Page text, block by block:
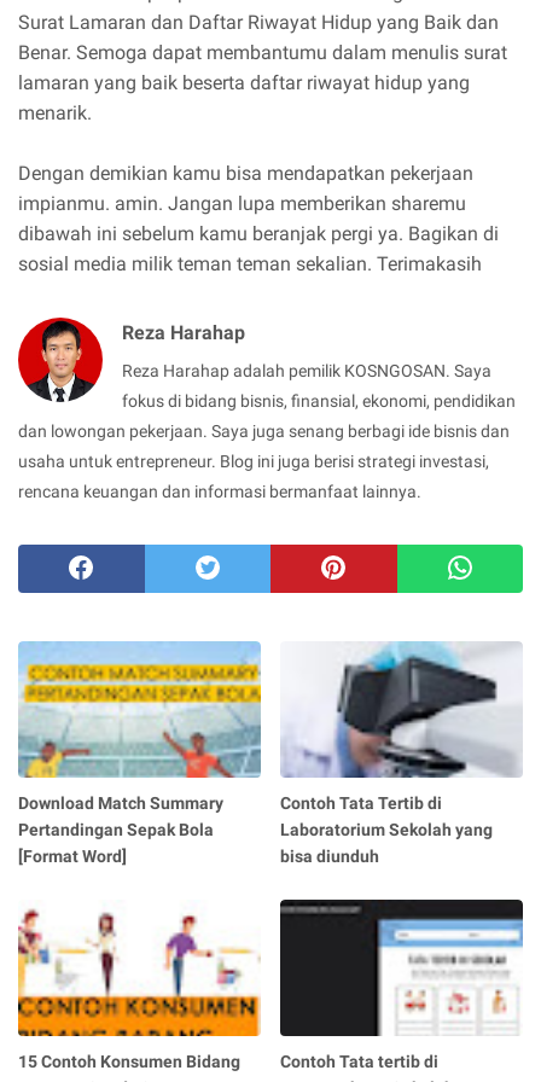
Surat Lamaran dan Daftar Riwayat Hidup yang Baik dan
Benar. Semoga dapat membantumu dalam menulis surat
lamaran yang baik beserta daftar riwayat hidup yang
menarik.
Dengan demikian kamu bisa mendapatkan pekerjaan
impianmu. amin. Jangan lupa memberikan sharemu
dibawah ini sebelum kamu beranjak pergi ya. Bagikan di
sosial media milik teman teman sekalian. Terimakasih
Reza Harahap
Reza Harahap adalah pemilik KOSNGOSAN. Saya
fokus di bidang bisnis, finansial, ekonomi, pendidikan
dan lowongan pekerjaan. Saya juga senang berbagi ide bisnis dan
usaha untuk entrepreneur. Blog ini juga berisi strategi investasi,
rencana keuangan dan informasi bermanfaat lainnya.
Download Match Summary
Pertandingan Sepak Bola
[Format Word]
Contoh Tata Tertib di
Laboratorium Sekolah yang
bisa diunduh
15 Contoh Konsumen Bidang
Contoh Tata tertib di